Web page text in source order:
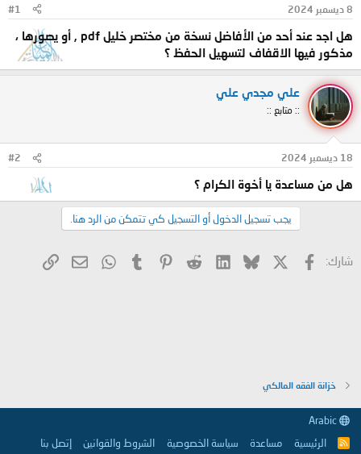
و
و
ع
ء
8 ديسمبر 2024 #1
هل اجد عند أحد من الأفاضل نسخة من مختصر خليل pdf , أو يصورها ،
مذكور فيها الاقفاف لتسهيل الحفظ ؟
علي مجدي علي
:: متابع ::
18 ديسمبر 2024 #2
هل من مساعدة يا أخوة الكرام ؟
يجب تسجيل الدخول أو التسجيل كي تتمكن من الرد هنا.
شارك: فيسبوك Bluesky
LinkedIn
Reddit
Pinterest
Tumblr
WhatsApp
البريد
خزانة الفقه المالكي
R
الرئيسية مساعدة سياسة الخصوصية الشروط والقوانين إتصل بنا